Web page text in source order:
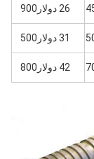
26 دولار900
31 دولار500
42 دولار800